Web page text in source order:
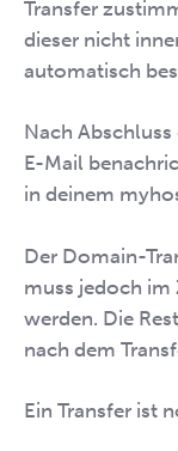
Transfer
dieser nicht
automatisch
Nach
E-Mail
in deinem
Der Domain-
muss jedoch im
werden. Die
nach dem
Ein Transfer ist